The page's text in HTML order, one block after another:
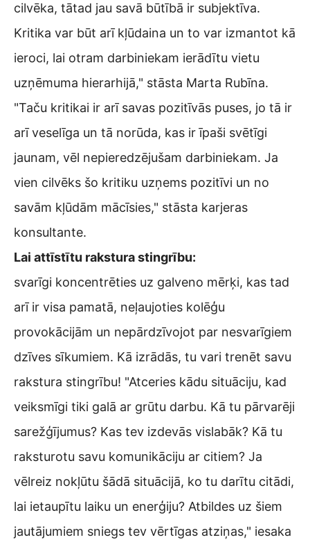
cilvēka, tātad jau savā būtībā ir subjektīva.
Kritika var būt arī kļūdaina un to var izmantot kā
ieroci, lai otram darbiniekam ierādītu vietu
uzņēmuma hierarhijā," stāsta Marta Rubīna.
"Taču kritikai ir arī savas pozitīvās puses, jo tā ir
arī veselīga un tā norūda, kas ir īpaši svētīgi
jaunam, vēl nepieredzējušam darbiniekam. Ja
vien cilvēks šo kritiku uzņems pozitīvi un no
savām kļūdām mācīsies," stāsta karjeras
konsultante.
Lai attīstītu rakstura stingrību:
svarīgi koncentrēties uz galveno mērķi, kas tad
arī ir visa pamatā, neļaujoties kolēģu
provokācijām un nepārdzīvojot par nesvarīgiem
dzīves sīkumiem. Kā izrādās, tu vari trenēt savu
rakstura stingrību! "Atceries kādu situāciju, kad
veiksmīgi tiki galā ar grūtu darbu. Kā tu pārvarēji
sarežģījumus? Kas tev izdevās vislabāk? Kā tu
raksturotu savu komunikāciju ar citiem? Ja
vēlreiz nokļūtu šādā situācijā, ko tu darītu citādi,
lai ietaupītu laiku un enerģiju? Atbildes uz šiem
jautājumiem sniegs tev vērtīgas atziņas," iesaka